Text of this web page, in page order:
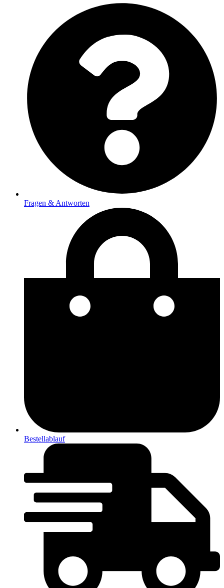
Fragen & Antworten
Bestellablauf